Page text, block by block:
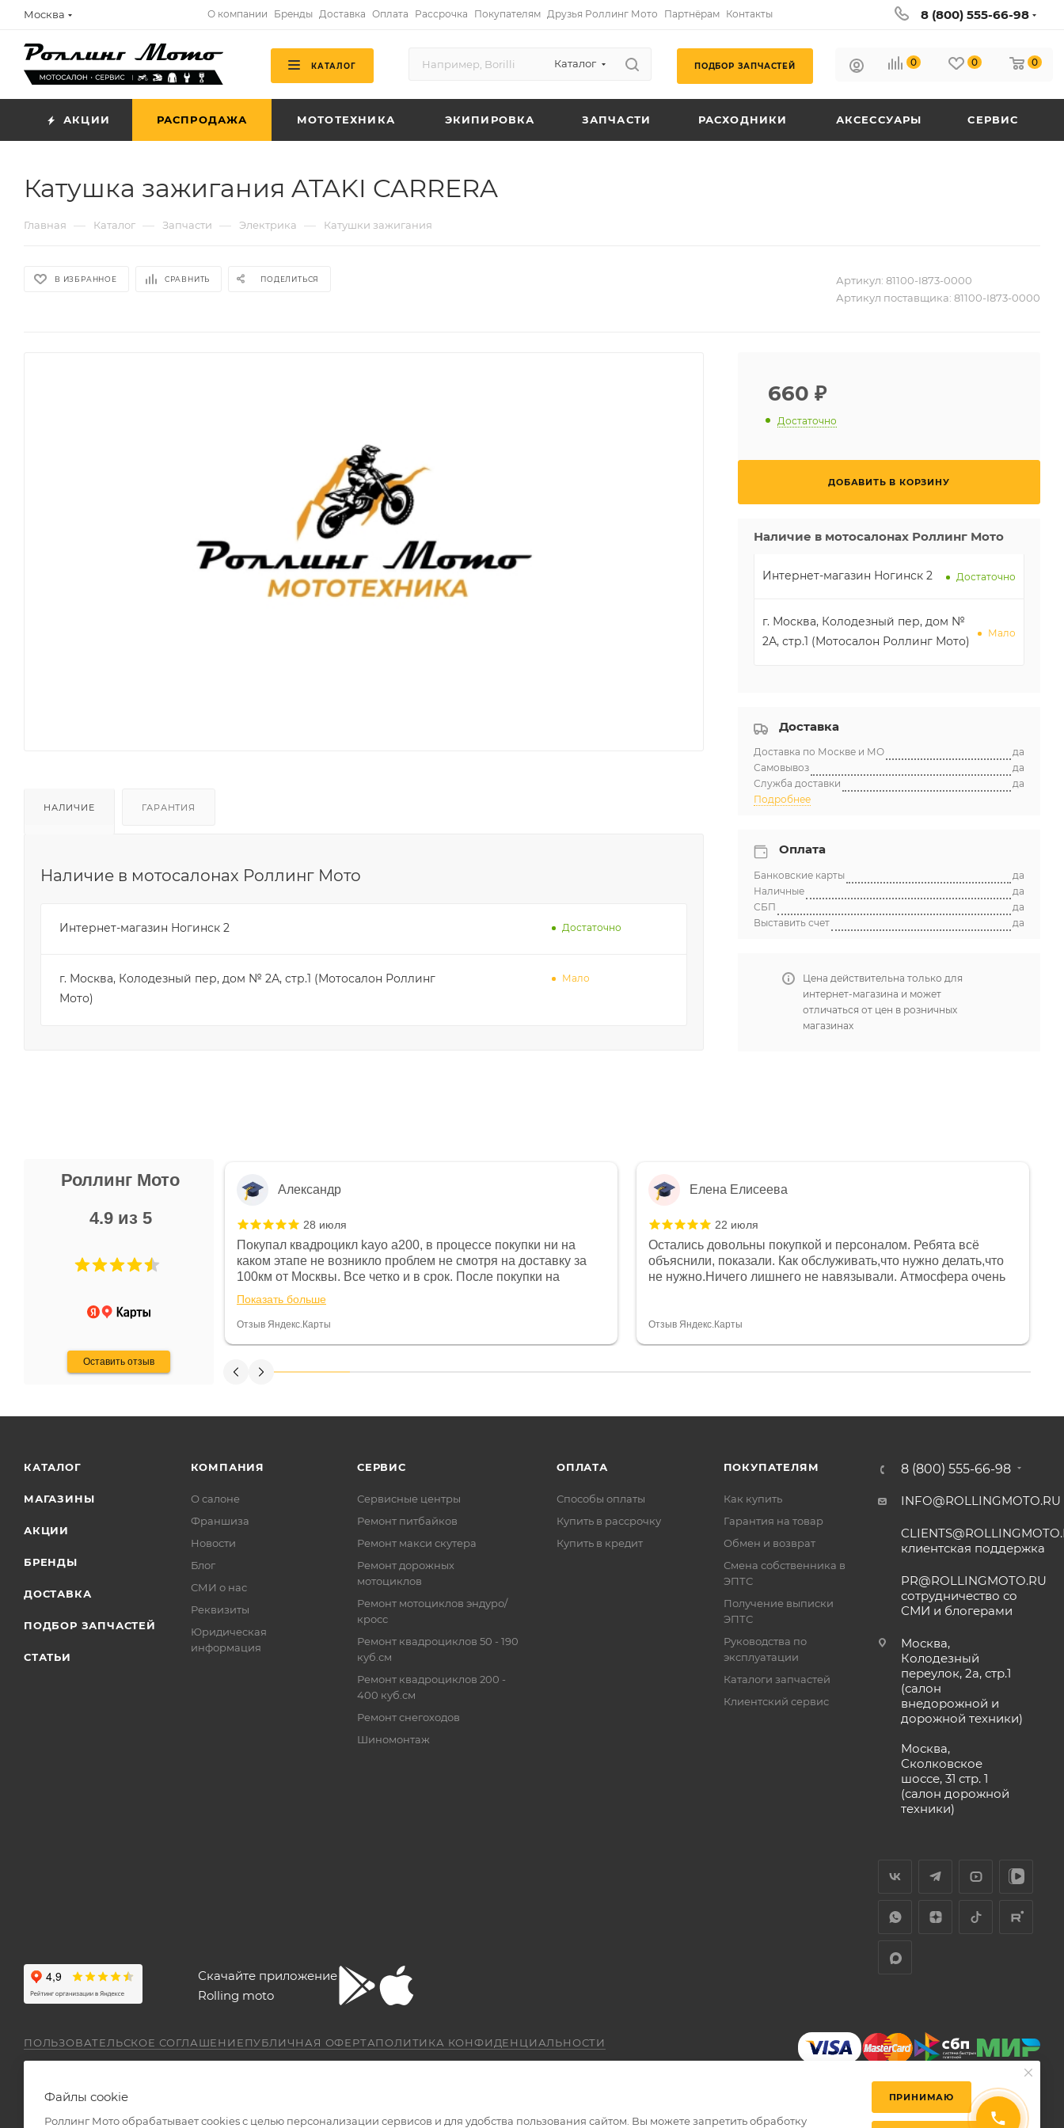
Москва О компании Бренды Доставка Оплата Рассрочка Покупателям Друзья Роллинг Мото Партнёрам Контакты 8 (800) 555-66-98
КАТАЛОГ Каталог ПОДБОР ЗАПЧАСТЕЙ 0 0 0
АКЦИИ РАСПРОДАЖА МОТОТЕХНИКА ЭКИПИРОВКА ЗАПЧАСТИ РАСХОДНИКИ АКСЕССУАРЫ СЕРВИС
Катушка зажигания ATAKI CARRERA
Главная — Каталог — Запчасти — Электрика — Катушки зажигания
В ИЗБРАННОЕ СРАВНИТЬ ПОДЕЛИТЬСЯ Артикул: 81100-I873-0000
Артикул поставщика: 81100-I873-0000
НАЛИЧИЕ ГАРАНТИЯ
Наличие в мотосалонах Роллинг Мото
Интернет-магазин Ногинск 2 Достаточно
г. Москва, Колодезный пер, дом № 2А, стр.1 (Мотосалон Роллинг
Мото)
Мало
660 ₽
Достаточно
ДОБАВИТЬ В КОРЗИНУ
Наличие в мотосалонах Роллинг Мото
Интернет-магазин Ногинск 2 Достаточно
г. Москва, Колодезный пер, дом №
2А, стр.1 (Мотосалон Роллинг Мото)
Мало
Доставка
Доставка по Москве и МО
да
Самовывоз
да
Служба доставки
да
Подробнее
Оплата
Банковские карты
да
Наличные
да
СБП
да
Выставить счет
да
Цена действительна только для
интернет-магазина и может
отличаться от цен в розничных
магазинах
Роллинг Мото
4.9 из 5
Оставить отзыв
Не понравились условия
и дают только на год)
Александр
28 июля
Покупал квадроцикл kayo a200, в процессе покупки ни на
каком этапе не возникло проблем не смотря на доставку за
100км от Москвы. Все четко и в срок. После покупки на
спидометре всегда был 0, при этом представители магазина
постоянно были на связи и в итоге проблема была решена.
Считаю, что это говорит о небезразличии к клиенту после
Показать больше
Отзыв Яндекс.Карты
Елена Елисеева
22 июля
Остались довольны покупкой и персоналом. Ребята всё
объяснили, показали. Как обслуживать,что нужно делать,что
не нужно.Ничего лишнего не навязывали. Атмосфера очень
огромное спасибо Дмитрию, за клиентоориентированность и
Отзыв Яндекс.Карты
КАТАЛОГ
МАГАЗИНЫ
АКЦИИ
БРЕНДЫ
ДОСТАВКА
ПОДБОР ЗАПЧАСТЕЙ
СТАТЬИ
КОМПАНИЯ
О салоне
Франшиза
Новости
Блог
СМИ о нас
Реквизиты
Юридическая
информация
СЕРВИС
Сервисные центры
Ремонт питбайков
Ремонт макси скутера
Ремонт дорожных
мотоциклов
Ремонт мотоциклов эндуро/
кросс
Ремонт квадроциклов 50 - 190
куб.см
Ремонт квадроциклов 200 -
400 куб.см
Ремонт снегоходов
Шиномонтаж
ОПЛАТА
Способы оплаты
Купить в рассрочку
Купить в кредит
ПОКУПАТЕЛЯМ
Как купить
Гарантия на товар
Обмен и возврат
Смена собственника в
ЭПТС
Получение выписки
ЭПТС
Руководства по
эксплуатации
Каталоги запчастей
Клиентский сервис
8 (800) 555-66-98
INFO@ROLLINGMOTO.RU
клиентская поддержка
PR@ROLLINGMOTO.RU
сотрудничество со
СМИ и блогерами
Москва,
Колодезный
переулок, 2а, стр.1
(салон
внедорожной и
дорожной техники)
Москва,
Сколковское
шоссе, 31 стр. 1
(салон дорожной
техники)
Скачайте приложение
Rolling moto
ПОЛЬЗОВАТЕЛЬСКОЕ СОГЛАШЕНИЕПУБЛИЧНАЯ ОФЕРТАПОЛИТИКА КОНФИДЕНЦИАЛЬНОСТИ
Файлы cookie
Роллинг Мото обрабатывает сookies с целью персонализации сервисов и для удобства пользования сайтом. Вы можете запретить обработку
ПРИНИМАЮ